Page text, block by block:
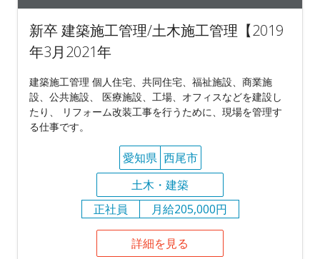
新卒 建築施工管理/土木施工管理【2019
年3月2021年
建築施工管理 個人住宅、共同住宅、福祉施設、商業施
設、公共施設、 医療施設、工場、オフィスなどを建設し
たり、 リフォーム改装工事を行うために、現場を管理す
る仕事です。
愛知県 西尾市
土木・建築
正社員
月給205,000円
詳細を見る